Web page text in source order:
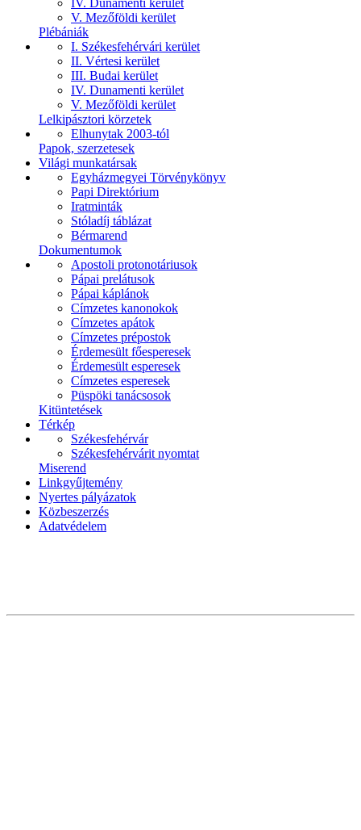
IV. Dunamenti kerület
V. Mezőföldi kerület
Plébániák
I. Székesfehérvári kerület
II. Vértesi kerület
III. Budai kerület
IV. Dunamenti kerület
V. Mezőföldi kerület
Lelkipásztori körzetek
Elhunytak 2003-tól
Papok, szerzetesek
Világi munkatársak
Egyházmegyei Törvénykönyv
Papi Direktórium
Iratminták
Stóladíj táblázat
Bérmarend
Dokumentumok
Apostoli protonotáriusok
Pápai prelátusok
Pápai káplánok
Címzetes kanonokok
Címzetes apátok
Címzetes prépostok
Érdemesült főesperesek
Érdemesült esperesek
Címzetes esperesek
Püspöki tanácsosok
Kitüntetések
Térkép
Székesfehérvár
Székesfehérvárit nyomtat
Miserend
Linkgyűjtemény
Nyertes pályázatok
Közbeszerzés
Adatvédelem